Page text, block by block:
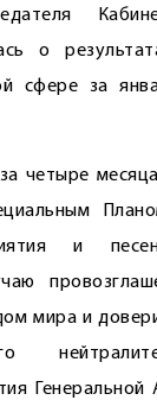
о
сфере за
четыре
и
мира и